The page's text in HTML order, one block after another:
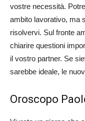
vostre necessità.
ambito lavorativo, ma
risolvervi. Sul fronte
chiarire questioni
il vostro partner. Se
sarebbe ideale, le
Oroscopo